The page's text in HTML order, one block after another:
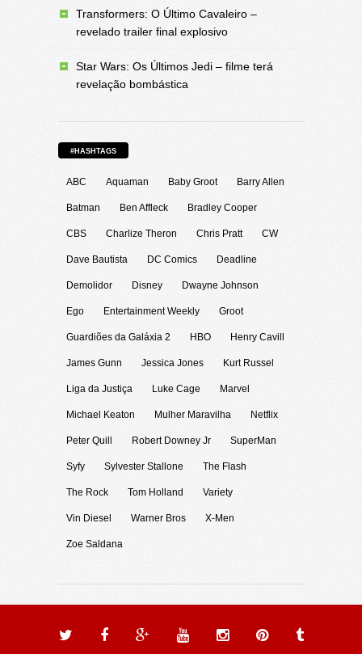
Transformers: O Último Cavaleiro –
revelado trailer final explosivo
Star Wars: Os Últimos Jedi – filme terá
revelação bombástica
#HASHTAGS
ABC Aquaman Baby Groot Barry Allen
Batman Ben Affleck Bradley Cooper
CBS Charlize Theron Chris Pratt CW
Dave Bautista DC Comics Deadline
Demolidor Disney Dwayne Johnson
Ego Entertainment Weekly Groot
Guardiões da Galáxia 2 HBO Henry Cavill
James Gunn Jessica Jones Kurt Russel
Liga da Justiça Luke Cage Marvel
Michael Keaton Mulher Maravilha Netflix
Peter Quill Robert Downey Jr SuperMan
Syfy Sylvester Stallone The Flash
The Rock Tom Holland Variety
Vin Diesel Warner Bros X-Men
Zoe Saldana